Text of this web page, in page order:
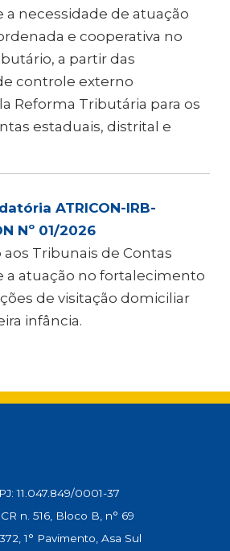
a necessidade de atuação
e cooperativa no
a partir das
controle externo
Reforma Tributária para os
estaduais, distrital e
ATRICON-IRB-
Nº 01/2026
Tribunais de Contas
a atuação no fortalecimento
de visitação domiciliar
infância.
11.047.849/0001-37
n. 516, Bloco B, n° 69
1° Pavimento, Asa Sul